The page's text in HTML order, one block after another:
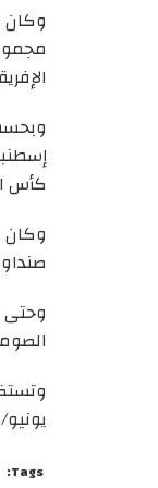
كأس
وكان
يونيو/ حزيران وحتى
Tags: